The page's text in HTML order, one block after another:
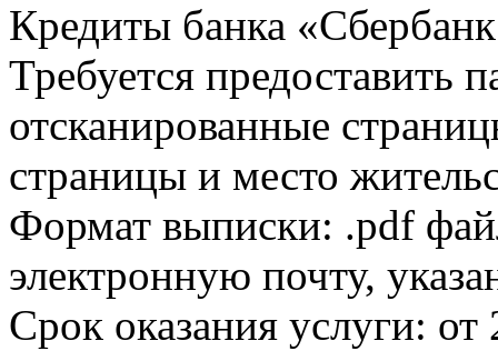
Кредиты банка
Требуется предоставить
отсканированные
страницы и место
Формат выписки: .pdf
электронную почту,
Срок оказания услуги: от